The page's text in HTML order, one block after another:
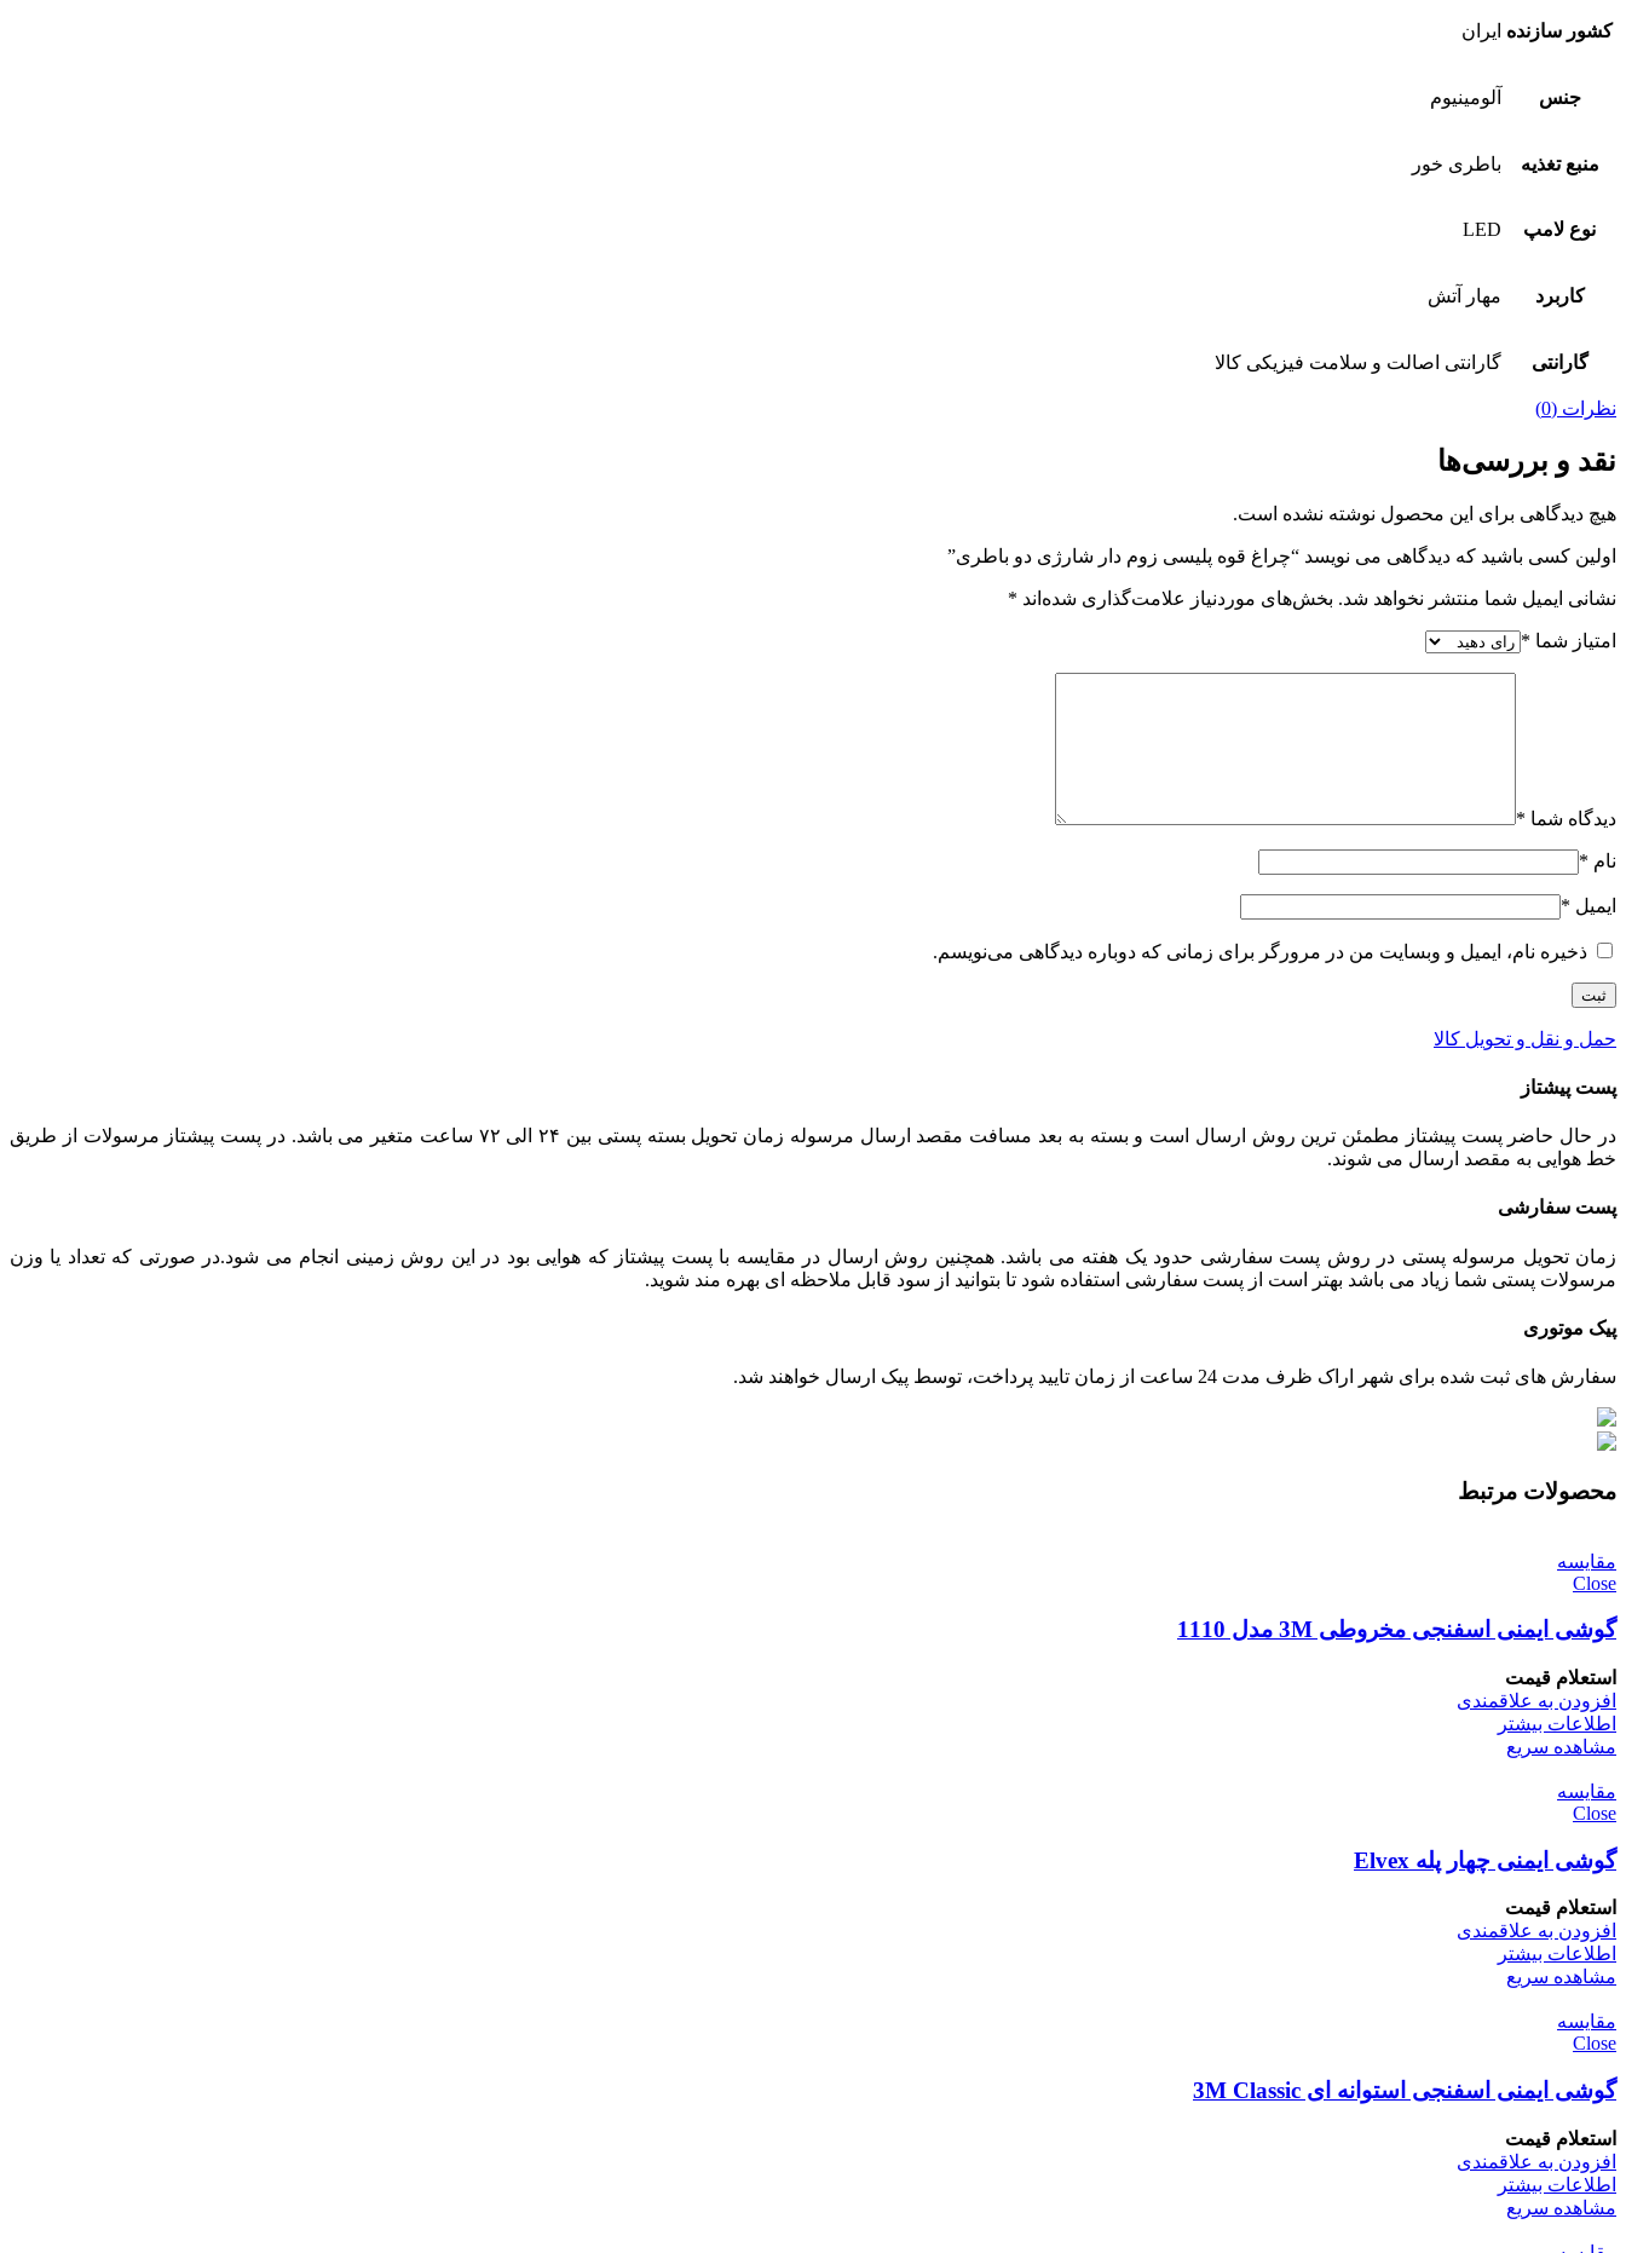
کشور سازنده ایران
جنس آلومینیوم
منبع تغذیه باطری خور
نوع لامپ LED
کاربرد مهار آتش
گارانتی گارانتی اصالت و سلامت فیزیکی کالا
نظرات (0)
نقد و بررسی‌ها
هیچ دیدگاهی برای این محصول نوشته نشده است.
اولین کسی باشید که دیدگاهی می نویسد “چراغ قوه پلیسی زوم دار شارژی دو باطری”
نشانی ایمیل شما منتشر نخواهد شد. بخش‌های موردنیاز علامت‌گذاری شده‌اند *
امتیاز شما *
دیدگاه شما *
نام *
ایمیل *
ذخیره نام، ایمیل و وبسایت من در مرورگر برای زمانی که دوباره دیدگاهی می‌نویسم.
حمل و نقل و تحویل کالا
پست پیشتاز
در حال حاضر پست پیشتاز مطمئن ترین روش ارسال است و بسته به بعد مسافت مقصد ارسال مرسوله زمان تحویل بسته پستی بین ۲۴ الی ۷۲ ساعت متغیر می باشد. در پست پیشتاز مرسولات از طریق
خط هوایی به مقصد ارسال می شوند.
پست سفارشی
زمان تحویل مرسوله پستی در روش پست سفارشی حدود یک هفته می باشد. همچنین روش ارسال در مقایسه با پست پیشتاز که هوایی بود در این روش زمینی انجام می شود.در صورتی که تعداد یا وزن
مرسولات پستی شما زیاد می باشد بهتر است از پست سفارشی استفاده شود تا بتوانید از سود قابل ملاحظه ای بهره مند شوید.
پیک موتوری
سفارش های ثبت شده برای شهر اراک ظرف مدت 24 ساعت از زمان تایید پرداخت، توسط پیک ارسال خواهند شد.
محصولات مرتبط
مقایسه
Close
گوشی ایمنی اسفنجی مخروطی 3M مدل 1110
استعلام قیمت
افزودن به علاقمندی
اطلاعات بیشتر
مشاهده سریع
مقایسه
Close
گوشی ایمنی چهار پله Elvex
استعلام قیمت
افزودن به علاقمندی
اطلاعات بیشتر
مشاهده سریع
مقایسه
Close
گوشی ایمنی اسفنجی استوانه ای 3M Classic
استعلام قیمت
افزودن به علاقمندی
اطلاعات بیشتر
مشاهده سریع